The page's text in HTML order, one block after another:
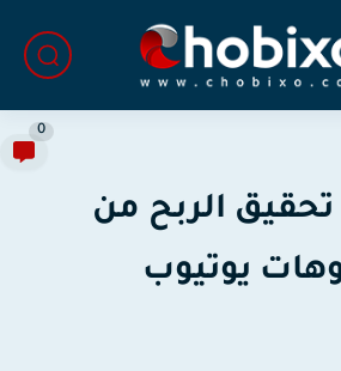
الربح من
يوتيوب